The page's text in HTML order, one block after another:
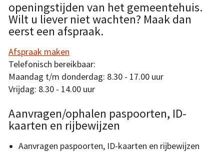
openingstijden van het gemeentehuis.
Wilt u liever niet wachten? Maak dan
eerst een afspraak.
Afspraak maken
Telefonisch bereikbaar:
Maandag t/m donderdag: 8.30 - 17.00 uur
Vrijdag: 8.30 - 14.00 uur
Aanvragen/ophalen paspoorten, ID-
kaarten en rijbewijzen
Aanvragen paspoorten, ID-kaarten en rijbewijzen